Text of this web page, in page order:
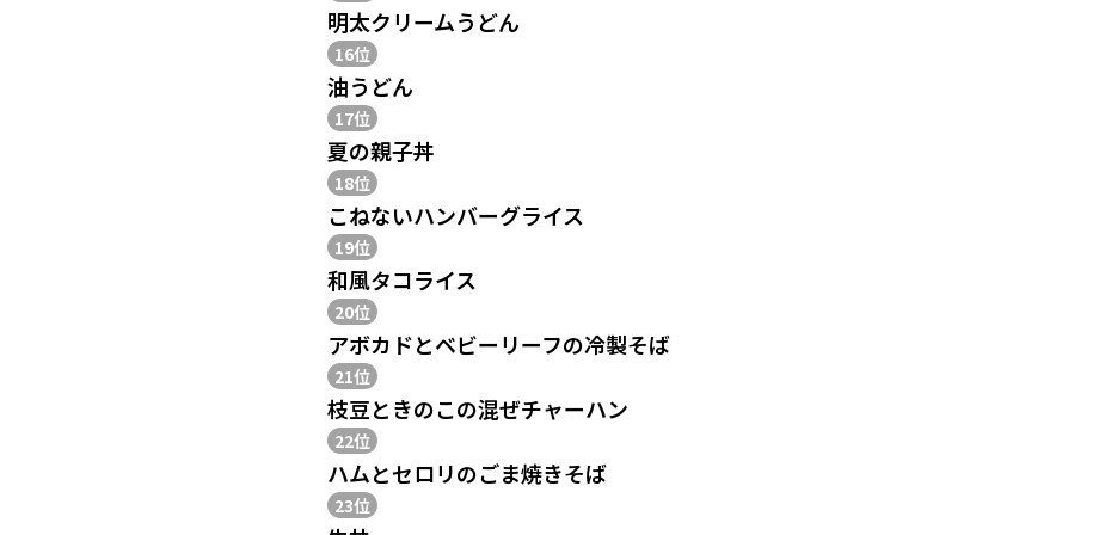
明太クリームうどん
16位
油うどん
17位
夏の親子丼
18位
こねないハンバーグライス
19位
和風タコライス
20位
アボカドとベビーリーフの冷製そば
21位
枝豆ときのこの混ぜチャーハン
22位
ハムとセロリのごま焼きそば
23位